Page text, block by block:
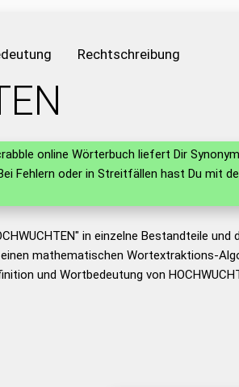
Rechtschreibung
online Wörterbuch liefert Dir
Fehlern oder in Streitfällen hast Du mit
in einzelne Bestandteile
mathematischen Wortextraktions-
und Wortbedeutung von